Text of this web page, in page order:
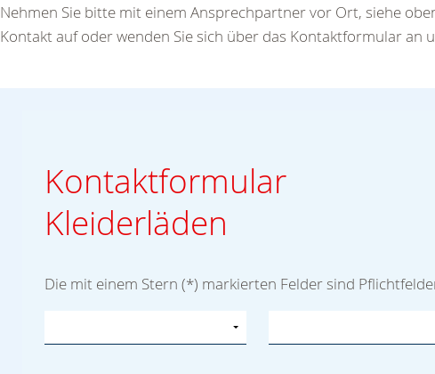
Nehmen Sie bitte mit einem Ansprechpartner vor Ort, siehe
Kontakt auf oder wenden Sie sich über das Kontaktformular an
Kontaktformular
Kleiderläden
Die mit einem Stern (*) markierten Felder sind